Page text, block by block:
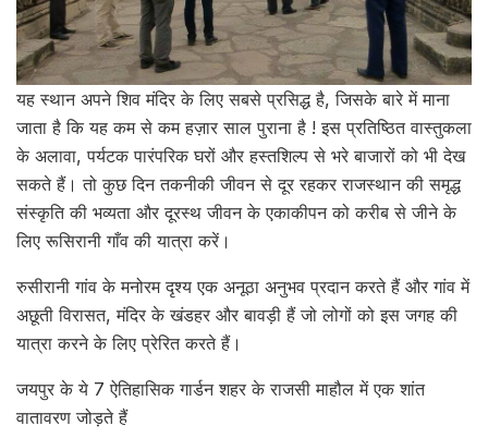
यह स्थान अपने शिव मंदिर के लिए सबसे प्रसिद्ध है, जिसके बारे में माना
जाता है कि यह कम से कम हज़ार साल पुराना है ! इस प्रतिष्ठित वास्तुकला
के अलावा, पर्यटक पारंपरिक घरों और हस्तशिल्प से भरे बाजारों को भी देख
सकते हैं। तो कुछ दिन तकनीकी जीवन से दूर रहकर राजस्थान की समृद्ध
संस्कृति की भव्यता और दूरस्थ जीवन के एकाकीपन को करीब से जीने के
लिए रूसिरानी गाँव की यात्रा करें।
रुसीरानी गांव के मनोरम दृश्य एक अनूठा अनुभव प्रदान करते हैं और गांव में
अछूती विरासत, मंदिर के खंडहर और बावड़ी हैं जो लोगों को इस जगह की
यात्रा करने के लिए प्रेरित करते हैं।
जयपुर के ये 7 ऐतिहासिक गार्डन शहर के राजसी माहौल में एक शांत
वातावरण जोड़ते हैं